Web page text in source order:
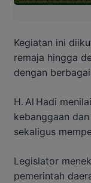
Kegiatan ini
remaja hingga
dengan
H. Al Hadi
kebanggaan
sekaligus
Legislator
pemerintah